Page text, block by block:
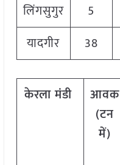
लिंगसुगुर
5
यादगीर
38
केरलामंडी
आवक
(टन
में)